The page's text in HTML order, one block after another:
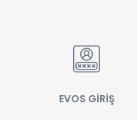
EVOS GİRİŞ